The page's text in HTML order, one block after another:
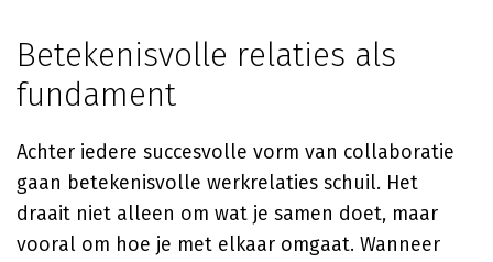
Betekenisvolle relaties als
fundament
Achter iedere succesvolle vorm van collaboratie
gaan betekenisvolle werkrelaties schuil. Het
draait niet alleen om wat je samen doet, maar
vooral om hoe je met elkaar omgaat. Wanneer